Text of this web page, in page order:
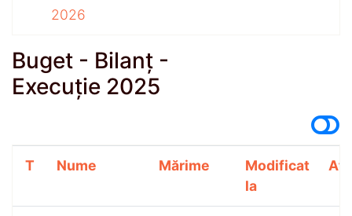
2026
Buget - Bilanț -
Execuție 2025
T Nume Mărime
Modificat
la